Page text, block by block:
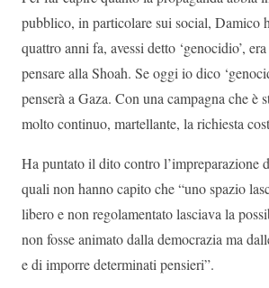
pubblico, in particolare sui social, Damico
quattro anni fa, avessi detto ‘genocidio’,
pensare alla Shoah. Se oggi io dico
penserà a Gaza. Con una campagna che è
molto continuo, martellante, la richiesta
Ha puntato il dito contro l’impreparazione
quali non hanno capito che “uno spazio
libero e non regolamentato lasciava la
non fosse animato dalla democrazia ma
e di imporre determinati pensieri”.